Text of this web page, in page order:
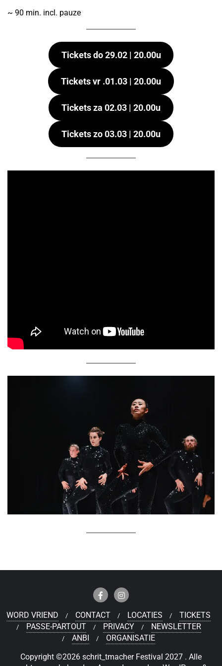
~ 90 min. incl. pauze
Tickets do 29.02 | 20.00u
Tickets vr .01.03 | 20.00u
Tickets za 02.03 | 20.00u
Tickets zo 03.03 | 20.00u
WORD VRIEND CONTACT LOCATIES
TICKETS
PASSE-PARTOUT
PRIVACY
NEWSLETTER
ANBI
ORGANISATIE
Copyright ©2026 schrit_tmacher Festival 2027 . Alle